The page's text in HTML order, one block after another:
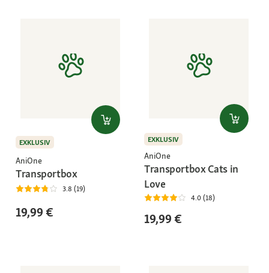
EXKLUSIV
AniOne
Transportbox
3.8 (19)
19,99 €
EXKLUSIV
AniOne
Transportbox Cats in
Love
4.0 (18)
19,99 €